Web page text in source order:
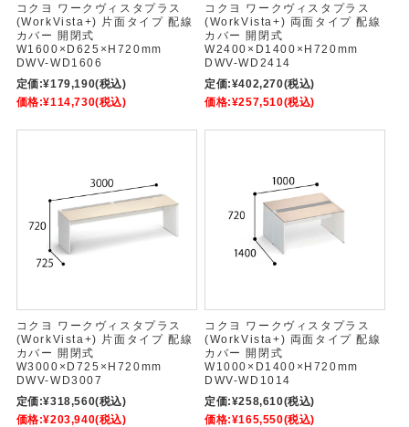
コクヨ ワークヴィスタプラス
(WorkVista+) 片面タイプ 配線
カバー 開閉式
W1600×D625×H720mm
DWV-WD1606
定価:¥179,190(税込)
価格:¥114,730(税込)
コクヨ ワークヴィスタプラス
(WorkVista+) 両面タイプ 配線
カバー 開閉式
W2400×D1400×H720mm
DWV-WD2414
定価:¥402,270(税込)
価格:¥257,510(税込)
コクヨ ワークヴィスタプラス
(WorkVista+) 片面タイプ 配線
カバー 開閉式
W3000×D725×H720mm
DWV-WD3007
定価:¥318,560(税込)
価格:¥203,940(税込)
コクヨ ワークヴィスタプラス
(WorkVista+) 両面タイプ 配線
カバー 開閉式
W1000×D1400×H720mm
DWV-WD1014
定価:¥258,610(税込)
価格:¥165,550(税込)